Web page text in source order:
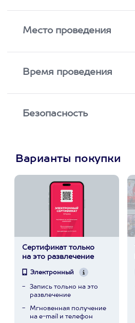
Место проведения
Время проведения
Безопасность
Варианты покупки
Сертификат только
на это развлечение
Электронный
Запись только на это
развлечение
Мгновенная получение
на e-mail и телефон